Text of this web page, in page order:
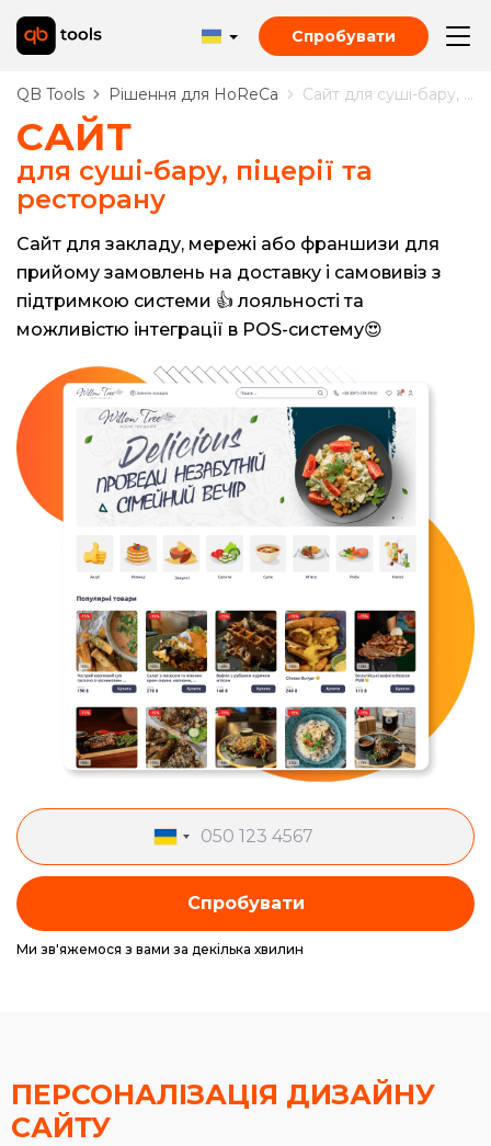
Спробувати
QB Tools Рішення для HoReCa Сайт для суші-бару, піцерії та ресторану
САЙТ
для суші-бару, піцерії та
ресторану
Сайт для закладу, мережі або франшизи для
прийому замовлень на доставку і самовивіз з
підтримкою системи 👍 лояльності та
можливістю інтеграції в POS-систему😍
Спробувати
Ми зв'яжемося з вами за декілька хвилин
ПЕРСОНАЛІЗАЦІЯ ДИЗАЙНУ
САЙТУ